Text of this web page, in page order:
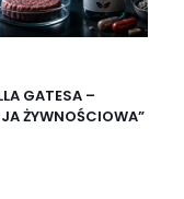
GATESA –
ŻYWNOŚCIOWA”